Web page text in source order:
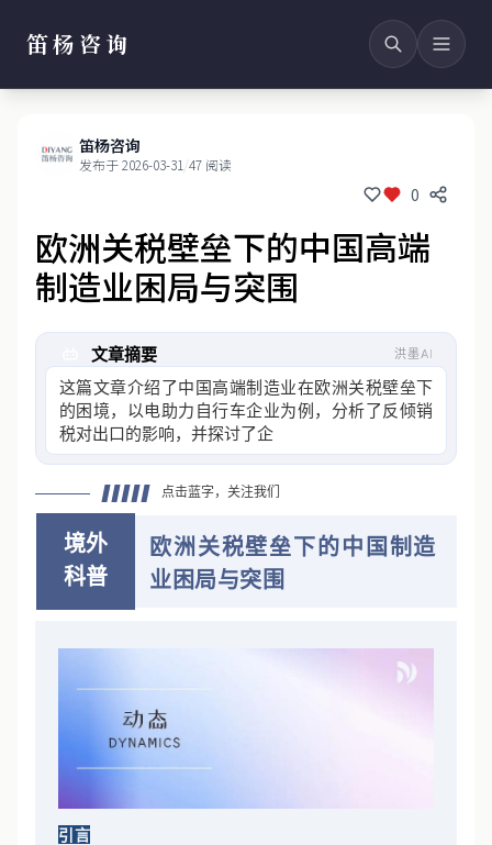
笛杨咨询
笛杨咨询
发布于 2026-03-31/47 阅读
0
欧洲关税壁垒下的中国高端
制造业困局与突围
文章摘要 洪墨AI
这篇文章介绍了中国高端制造业在欧洲关税壁垒下
的困境，以电助力自行车企业为例，分析了反倾销
税对出口的影响，并探讨了企业从出口转向本地生
产的战略转变及
境外
欧洲关税壁垒下的中国制造